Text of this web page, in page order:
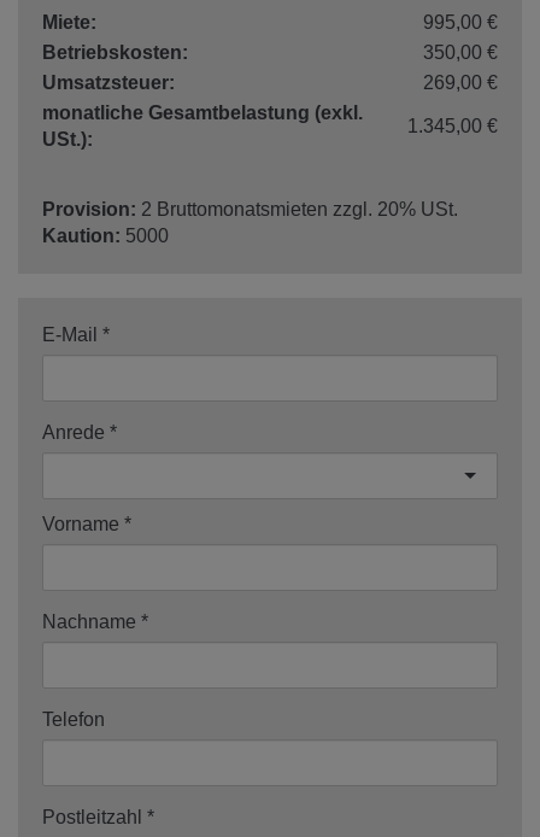
Miete:
995,00 €
Betriebskosten:
350,00 €
Umsatzsteuer:
269,00 €
monatliche Gesamtbelastung (exkl.
USt.):
1.345,00 €
Provision: 2 Bruttomonatsmieten zzgl. 20% USt.
Kaution: 5000
E-Mail
Anrede
Vorname
Nachname
Telefon
Postleitzahl